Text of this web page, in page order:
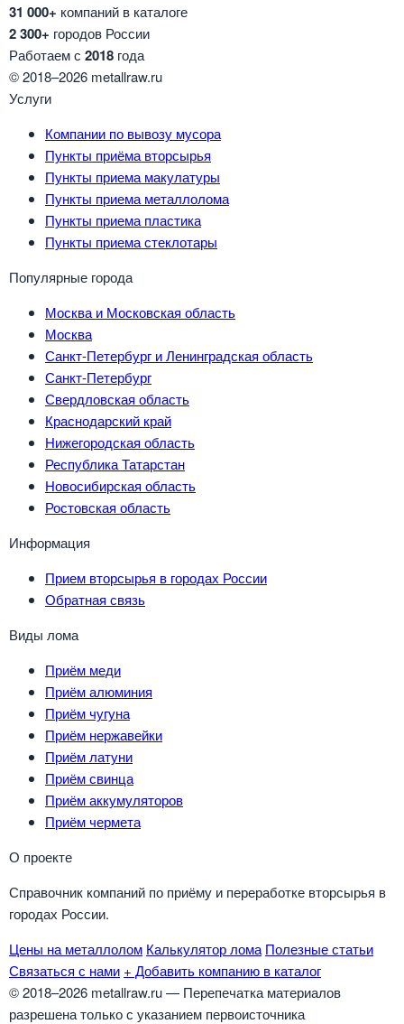
31 000+ компаний в каталоге
2 300+ городов России
Работаем с 2018 года
© 2018–2026 metallraw.ru
Услуги
Компании по вывозу мусора
Пункты приёма вторсырья
Пункты приема макулатуры
Пункты приема металлолома
Пункты приема пластика
Пункты приема стеклотары
Популярные города
Москва и Московская область
Москва
Санкт-Петербург и Ленинградская область
Санкт-Петербург
Свердловская область
Краснодарский край
Нижегородская область
Республика Татарстан
Новосибирская область
Ростовская область
Информация
Прием вторсырья в городах России
Обратная связь
Виды лома
Приём меди
Приём алюминия
Приём чугуна
Приём нержавейки
Приём латуни
Приём свинца
Приём аккумуляторов
Приём чермета
О проекте
Справочник компаний по приёму и переработке вторсырья в
городах России.
Цены на металлолом Калькулятор лома Полезные статьи
Связаться с нами + Добавить компанию в каталог
© 2018–2026 metallraw.ru — Перепечатка материалов
разрешена только с указанием первоисточника